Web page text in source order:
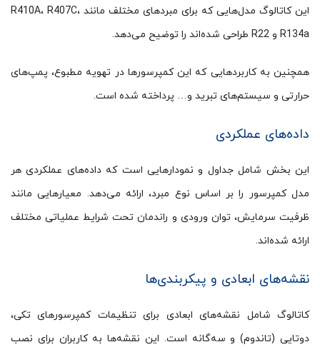
این کاتالوگ مدل‌هایی که برای مبردهای مختلف مانند R410A، R407C،
R134a و R22 طراحی شده‌اند را توضیح می‌دهد.
همچنین به کاربردهایی که این کمپرسورها در تهویه مطبوع، پمپ‌های
حرارتی و سیستم‌های تبرید و… پرداخته شده است.
داده‌های عملکردی
این بخش شامل جداول و نمودارهایی است که داده‌های عملکردی هر
مدل کمپرسور را بر اساس نوع مبرد، ارائه می‌دهد. معیارهایی مانند
ظرفیت سرمایش، توان ورودی و راندمان تحت شرایط عملیاتی مختلف
ارائه شده‌اند.
نقشه‌های ابعادی و پیکربندی‌ها
کاتالوگ شامل نقشه‌های ابعادی برای تنظیمات کمپرسورهای تکی،
دوتایی (تاندوم) و سه‌گانه است. این نقشه‌ها به کاربران برای نصب